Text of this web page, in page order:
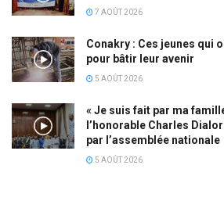
7 AOÛT 2026
Conakry : Ces jeunes qui
pour bâtir leur avenir
5 AOÛT 2026
« Je suis fait par ma
l’honorable Charles
par l’assemblée nationale
5 AOÛT 2026